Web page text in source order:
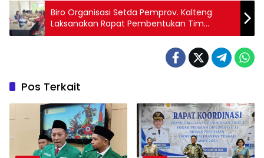
Biro Organisasi Setda Pemprov. Kalteng
Laksanakan Rapat Pembentukan Tim
Reformasi Birokrasi
Pos Terkait